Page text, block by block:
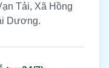
Tải, Xã Hồng
Dương.